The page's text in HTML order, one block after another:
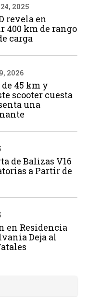
2025
revela en
400 km de rango
carga
2026
de 45 km y
scooter cuesta
una
de Balizas V16
a Partir de
en Residencia
Deja al